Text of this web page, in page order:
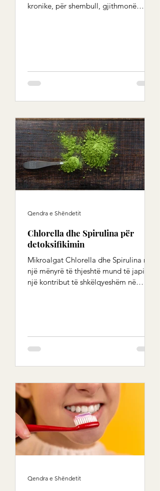
kronike, për shembull, gjithmonë
Chlorella dhe Spirulina për
detoksifikimin
Mikroalgat Chlorella dhe Spirulina në
një mënyrë të thjeshtë mund të japin
një kontribut të shkëlqyeshëm në
Qendra e Shëndetit
Qendra e Shëndetit